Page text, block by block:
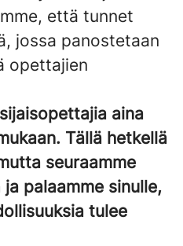
että tunnet
jossa panostetaan
opettajien
aina
Tällä hetkellä
seuraamme
palaamme sinulle,
tulee